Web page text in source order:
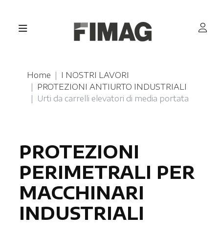
Home
I NOSTRI LAVORI
PROTEZIONI ANTIURTO INDUSTRIALI
Urti da carrelli elevatori di media portata
PROTEZIONI
PERIMETRALI PER
MACCHINARI
INDUSTRIALI